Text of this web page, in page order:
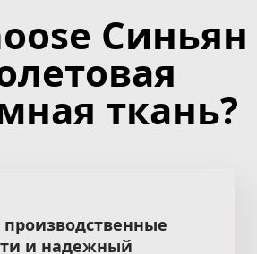
Синьян
ткань?
и надежный